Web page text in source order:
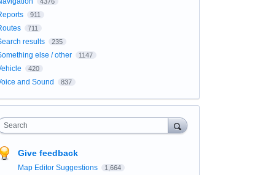
911
711
results 235
else / other 1147
420
and Sound 837
Search
Give feedback
Map Editor Suggestions 1,664